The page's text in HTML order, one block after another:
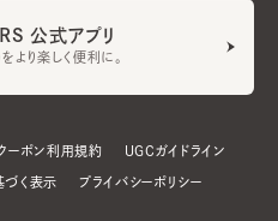
公式アプリ
より楽しく便利に。
ーポン利用規約 UGCガイドライン
く表示 プライバシーポリシー